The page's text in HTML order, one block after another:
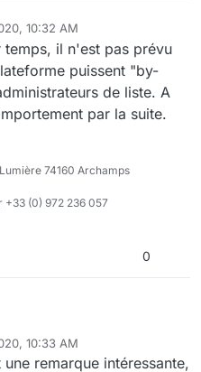
10:32 AM
temps, il n'est pas prévu
puissent "by-
de liste. A
par la suite.
74160 Archamps
+33 (0) 972 236 057
0
autre liste d'utilisateurs avec
été envisagée dans une
10:33 AM
remarque intéressante,